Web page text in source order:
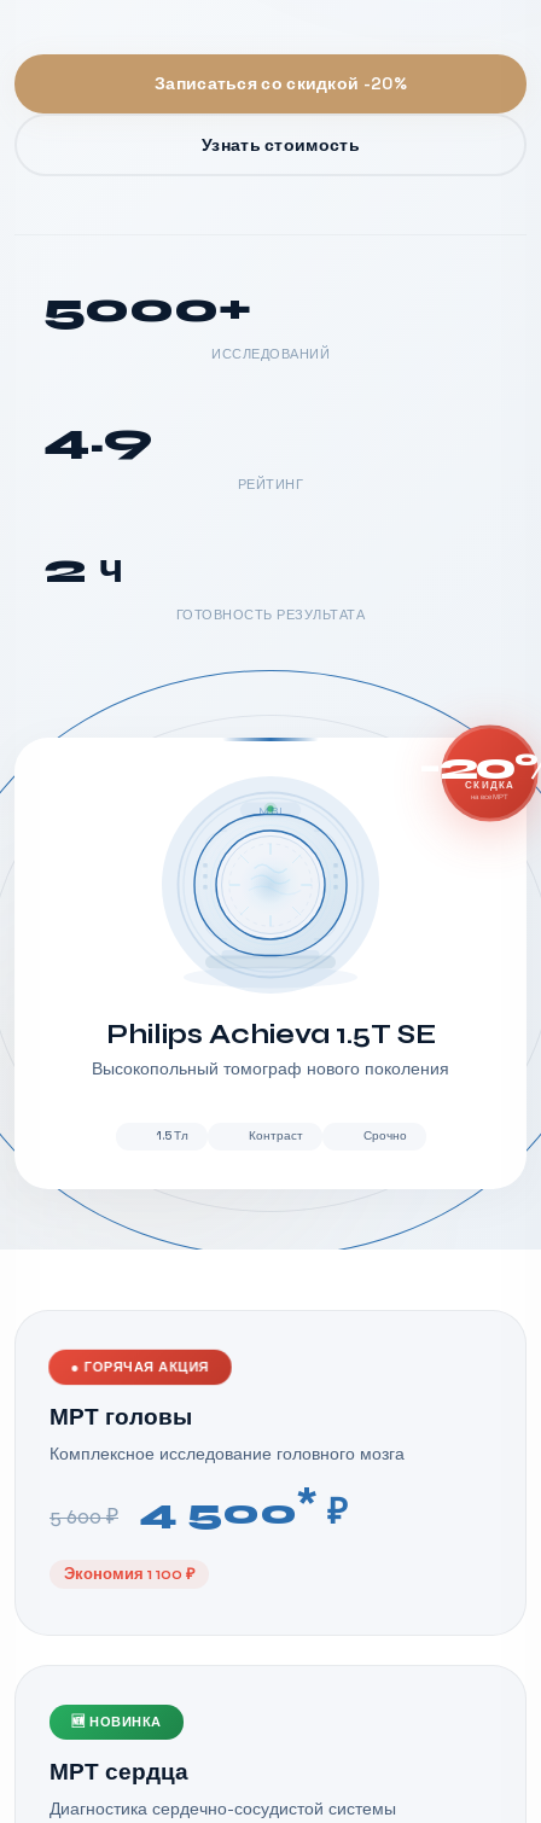
Записаться со скидкой -20%
Узнать стоимость
5000+
ИССЛЕДОВАНИЙ
4.9
РЕЙТИНГ
2 ч
ГОТОВНОСТЬ РЕЗУЛЬТАТА
- СКИДКА
на все МРТ
MRI
Philips Achieva 1.5T SE
Высокопольный томограф нового поколения
1.5 Тл Контраст Срочно
● ГОРЯЧАЯ АКЦИЯ
МРТ головы
Комплексное исследование головного мозга
5 600 ₽ 4 500* ₽
Экономия 1 100 ₽
🆕 НОВИНКА
МРТ сердца
Диагностика сердечно-сосудистой системы